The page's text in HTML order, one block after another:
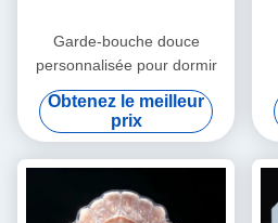
Garde-bouche douce
personnalisée pour dormir
Obtenez le meilleur
prix